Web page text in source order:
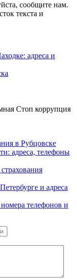
сообщите нам.
текста и
адреса и
Стоп коррупция
в Рубцовске
адреса, телефоны
и адреса
телефонов и